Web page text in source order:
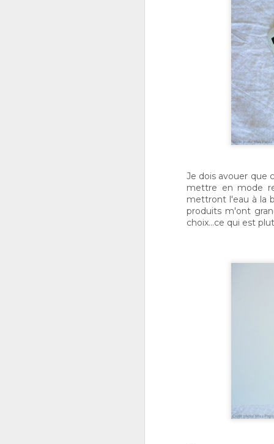
Je dois avouer que
mettre en mode
mettront l'eau à la
produits m'ont
choix...ce qui est